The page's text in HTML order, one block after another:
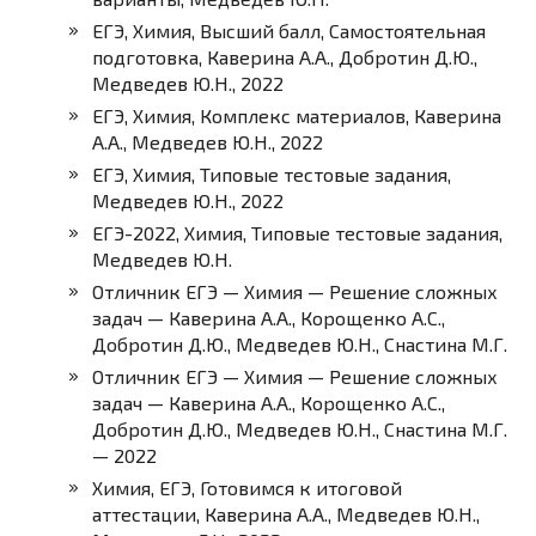
ЕГЭ, Химия, Высший балл, Самостоятельная
подготовка, Каверина А.А., Добротин Д.Ю.,
Медведев Ю.Н., 2022
ЕГЭ, Химия, Комплекс материалов, Каверина
А.А., Медведев Ю.Н., 2022
ЕГЭ, Химия, Типовые тестовые задания,
Медведев Ю.Н., 2022
ЕГЭ-2022, Химия, Типовые тестовые задания,
Медведев Ю.Н.
Отличник ЕГЭ — Химия — Решение сложных
задач — Каверина А.А., Корощенко А.С.,
Добротин Д.Ю., Медведев Ю.Н., Снастина М.Г.
Отличник ЕГЭ — Химия — Решение сложных
задач — Каверина А.А., Корощенко А.С.,
Добротин Д.Ю., Медведев Ю.Н., Снастина М.Г.
— 2022
Химия, ЕГЭ, Готовимся к итоговой
аттестации, Каверина А.А., Медведев Ю.Н.,